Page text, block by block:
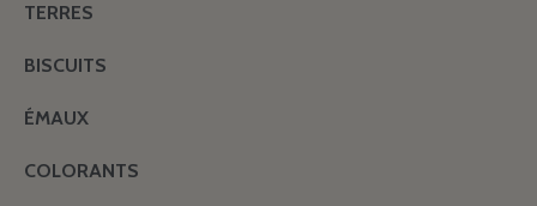
TERRES
BISCUITS
ÉMAUX
COLORANTS